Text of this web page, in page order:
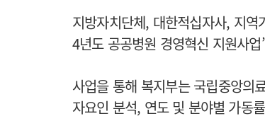
지방자치단체, 대한적십자사, 지
4년도 공공병원 경영혁신 지원사
사업을 통해 복지부는 국립중앙의
자요인 분석, 연도 및 분야별 가동